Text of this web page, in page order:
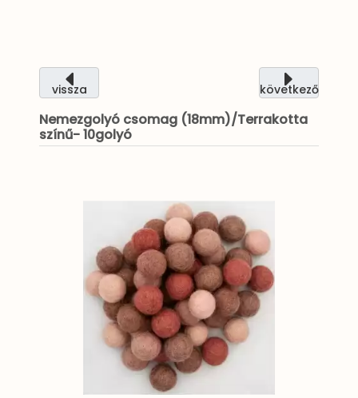
vissza következő
Nemezgolyó csomag (18mm)/Terrakotta
színű- 10golyó